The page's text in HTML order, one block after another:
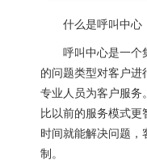
什么是呼叫中心
呼叫中心是一个
的问题类型对客户
专业人员为客户服务
比以前的服务模式
时间就能解决问题
制。